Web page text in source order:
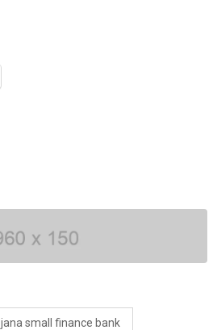
jana small finance bank